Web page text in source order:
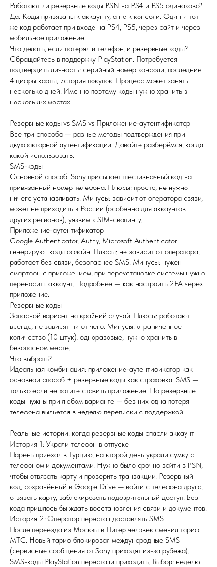
Работают ли резервные коды PSN на PS4 и PS5 одинаково?
Да. Коды привязаны к аккаунту, а не к консоли. Один и тот
же код работает при входе на PS4, PS5, через сайт и через
мобильное приложение.
Что делать, если потерял и телефон, и резервные коды?
Обращайтесь в поддержку PlayStation. Потребуется
подтвердить личность: серийный номер консоли, последние
4 цифры карты, история покупок. Процесс может занять
несколько дней. Именно поэтому коды нужно хранить в
нескольких местах.
Резервные коды vs SMS vs Приложение-аутентификатор
Все три способа — разные методы подтверждения при
двухфакторной аутентификации. Давайте разберёмся, когда
какой использовать.
SMS-коды
Основной способ. Sony присылает шестизначный код на
привязанный номер телефона. Плюсы: просто, не нужно
ничего устанавливать. Минусы: зависит от оператора связи,
может не приходить в России (особенно для аккаунтов
других регионов), уязвим к SIM-свопингу.
Приложение-аутентификатор
Google Authenticator, Authy, Microsoft Authenticator
генерируют коды офлайн. Плюсы: не зависит от оператора,
работает без связи, безопаснее SMS. Минусы: нужен
смартфон с приложением, при переустановке системы нужно
переносить аккаунт. Подробнее — как настроить 2FA через
приложение.
Резервные коды
Запасной вариант на крайний случай. Плюсы: работают
всегда, не зависят ни от чего. Минусы: ограниченное
количество (10 штук), одноразовые, нужно хранить в
безопасном месте.
Что выбрать?
Идеальная комбинация: приложение-аутентификатор как
основной способ + резервные коды как страховка. SMS —
только если не хотите ставить приложение. Но резервные
коды нужны при любом варианте — без них одна потеря
телефона выльется в неделю переписки с поддержкой.
Реальные истории: когда резервные коды спасли аккаунт
История 1: Украли телефон в отпуске
Парень приехал в Турцию, на второй день украли сумку с
телефоном и документами. Нужно было срочно зайти в PSN,
чтобы отвязать карту и проверить транзакции. Резервный
код, сохранённый в Google Drive — войти с телефона друга,
отвязать карту, заблокировать подозрительный доступ. Без
кода пришлось бы ждать восстановления связи и документов.
История 2: Оператор перестал доставлять SMS
После переезда из Москвы в Питер человек сменил тариф
МТС. Новый тариф блокировал международные SMS
(сервисные сообщения от Sony приходят из-за рубежа).
SMS-коды PlayStation перестали приходить. Выбор: неделю